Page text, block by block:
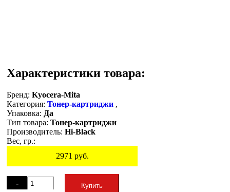
Характеристики товара:
Бренд: Kyocera-Mita
Категория: Тонер-картриджи ,
Упаковка: Да
Тип товара: Тонер-картриджи
Производитель: Hi-Black
Вес, гр.:
2971 руб.
-
Купить